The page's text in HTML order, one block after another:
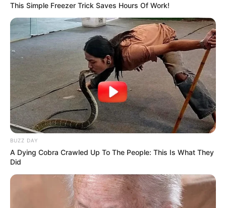
This Simple Freezer Trick Saves Hours Of Work!
BUZZ DAY
A Dying Cobra Crawled Up To The People: This Is What They
Did